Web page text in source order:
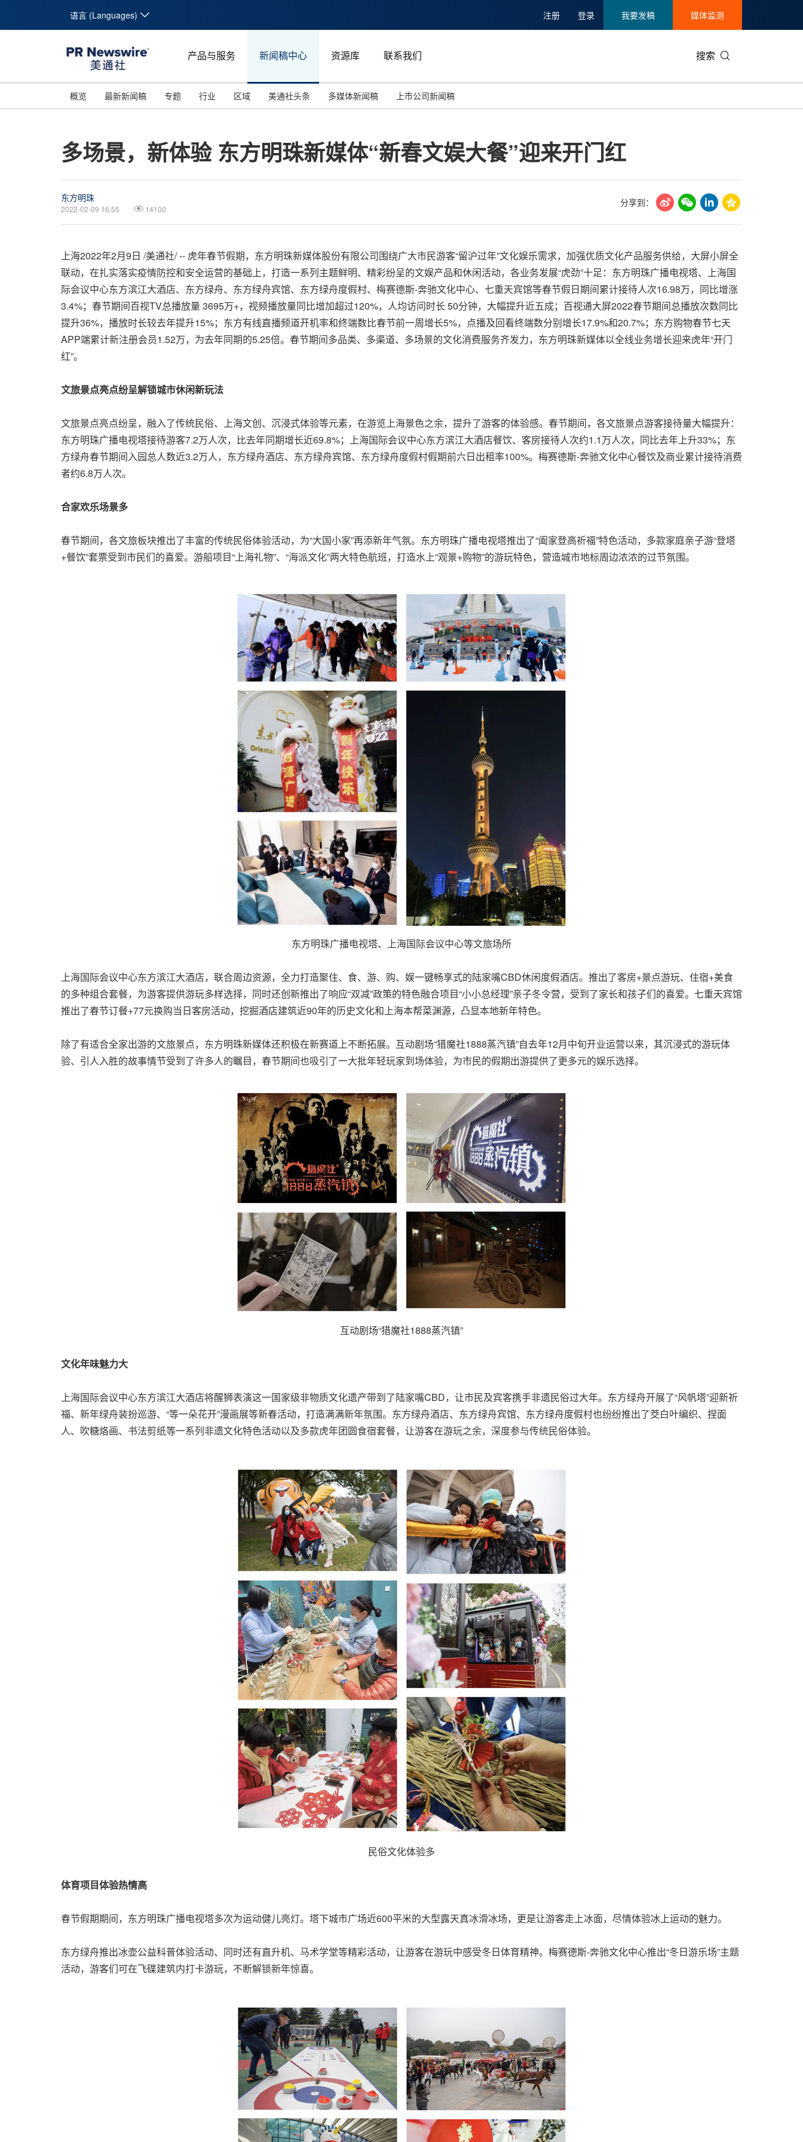
语言 (Languages) 注册 登录 我要发稿 媒体监测
产品与服务 新闻稿中心 资源库 联系我们 搜索
概览 最新新闻稿 专题
投资并购
碳中和
美国临床肿瘤学会(ASCO)
行业
能源化工与环保
娱乐时尚与艺术
区域
马来西亚
新加坡
美通社头条 多媒体新闻稿 上市公司新闻稿
多场景，新体验 东方明珠新媒体“新春文娱大餐”迎来开门红
东方明珠
2022-02-09 16:55 14100
分享到：
上海2022年2月9日 /美通社/ -- 虎年春节假期，东方明珠新媒体股份有限公司围绕广大市民游客“留沪过年”文化娱乐需求，加强优质文化产品服务供给，大屏小屏全
联动，在扎实落实疫情防控和安全运营的基础上，打造一系列主题鲜明、精彩纷呈的文娱产品和休闲活动，各业务发展“虎劲”十足：东方明珠广播电视塔、上海国
际会议中心东方滨江大酒店、东方绿舟、东方绿舟宾馆、东方绿舟度假村、梅赛德斯-奔驰文化中心、七重天宾馆等春节假日期间累计接待人次16.98万，同比增涨
3.4%；春节期间百视TV总播放量 3695万+，视频播放量同比增加超过120%，人均访问时长 50分钟，大幅提升近五成；百视通大屏2022春节期间总播放次数同比
提升36%，播放时长较去年提升15%；东方有线直播频道开机率和终端数比春节前一周增长5%，点播及回看终端数分别增长17.9%和20.7%；东方购物春节七天
APP端累计新注册会员1.52万，为去年同期的5.25倍。春节期间多品类、多渠道、多场景的文化消费服务齐发力，东方明珠新媒体以全线业务增长迎来虎年“开门
红”。
文旅景点亮点纷呈解锁城市休闲新玩法
文旅景点亮点纷呈， 融入了传统民俗、上海文创、沉浸式体验等元素，在游览上海景色之余，提升了游客的体验感。春节期间，各文旅景点游客接待量大幅提升：
东方明珠广播电视塔接待游客7.2万人次，比去年同期增长近69.8%；上海国际会议中心东方滨江大酒店餐饮、客房接待人次约1.1万人次，同比去年上升33%；东
方绿舟春节期间入园总人数近3.2万人，东方绿舟酒店、东方绿舟宾馆、东方绿舟度假村假期前六日出租率100%。梅赛德斯-奔驰文化中心餐饮及商业累计接待消费
者约6.8万人次。
合家欢乐场景多
春节期间，各文旅板块推出了丰富的传统民俗体验活动，为“大国小家”再添新年气氛。东方明珠广播电视塔推出了“阖家登高祈福”特色活动，多款家庭亲子游“登塔
+餐饮”套票受到市民们的喜爱。游船项目“上海礼物”、“海派文化”两大特色航班，打造水上“观景+购物”的游玩特色，营造城市地标周边浓浓的过节氛围。
东方明珠广播电视塔、上海国际会议中心等文旅场所
上海国际会议中心东方滨江大酒店，联合周边资源，全力打造聚住、食、游、购、娱一键畅享式的陆家嘴CBD休闲度假酒店。推出了客房+景点游玩、住宿+美食
的多种组合套餐，为游客提供游玩多样选择，同时还创新推出了响应“双减”政策的特色融合项目“小小总经理”亲子冬令营，受到了家长和孩子们的喜爱。七重天宾馆
推出了春节订餐+77元换购当日客房活动，挖掘酒店建筑近90年的历史文化和上海本帮菜渊源，凸显本地新年特色。
除了有适合全家出游的文旅景点，东方明珠新媒体还积极在新赛道上不断拓展。互动剧场“猎魔社1888蒸汽镇”自去年12月中旬开业运营以来，其沉浸式的游玩体
验、引人入胜的故事情节受到了许多人的瞩目，春节期间也吸引了一大批年轻玩家到场体验，为市民的假期出游提供了更多元的娱乐选择。
互动剧场“猎魔社1888蒸汽镇”
文化年味魅力大
上海国际会议中心东方滨江大酒店将醒狮表演这一国家级非物质文化遗产带到了陆家嘴CBD，让市民及宾客携手非遗民俗过大年。东方绿舟开展了“风帆塔”迎新祈
福、新年绿舟装扮巡游、“等一朵花开”漫画展等新春活动，打造满满新年氛围。东方绿舟酒店、东方绿舟宾馆、东方绿舟度假村也纷纷推出了茭白叶编织、捏面
人、吹糖烙画、书法剪纸等一系列非遗文化特色活动以及多款虎年团圆食宿套餐，让游客在游玩之余，深度参与传统民俗体验。
民俗文化体验多
体育项目体验热情高
春节假期期间， 东方明珠广播电视塔多次为运动健儿亮灯。 塔下城市广场近600平米的大型露天真冰滑冰场，更是让游客走上冰面，尽情体验冰上运动的魅力。
东方绿舟推出冰壶公益科普体验活动、同时还有直升机、马术学堂等精彩活动，让游客在游玩中感受冬日体育精神。梅赛德斯-奔驰文化中心推出“冬日游乐场”主题
活动，游客们可在飞碟建筑内打卡游玩，不断解锁新年惊喜。